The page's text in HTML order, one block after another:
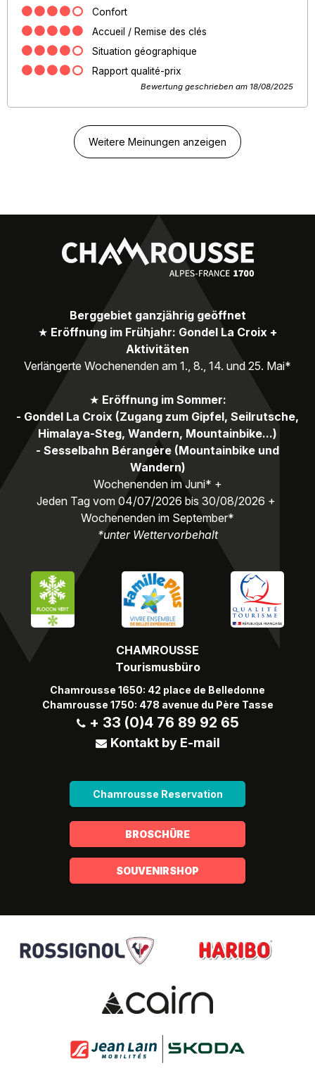
Confort
Accueil / Remise des clés
Situation géographique
Rapport qualité-prix
Bewertung geschrieben am 18/08/2025
Weitere Meinungen anzeigen
CHAMROUSSE
Tourismusbüro
Chamrousse 1650: 42 place de Belledonne
Chamrousse 1750: 478 avenue du Père Tasse
+ 33 (0)4 76 89 92 65
Kontakt by E-mail
Chamrousse Reservation
Berggebiet ganzjährig geöffnet
★ Eröffnung im Frühjahr: Gondel La Croix +
Aktivitäten
Verlängerte Wochenenden am 1., 8., 14. und 25. Mai*
★ Eröffnung im Sommer:
- Gondel La Croix (Zugang zum Gipfel, Seilrutsche,
Himalaya-Steg, Wandern, Mountainbike...)
- Sesselbahn Bérangère (Mountainbike und
Wandern)
Wochenenden im Juni* +
Jeden Tag vom 04/07/2026 bis 30/08/2026 +
Wochenenden im September*
*unter Wettervorbehalt
BROSCHÜRE
SOUVENIRSHOP